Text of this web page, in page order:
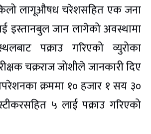
लागूऔषध चरेशसहित एक जना
इस्तानबुल जान लागेको अवस्थामा
पक्राउ गरिएको व्युरोका
चक्रराज जोशीले जानकारी दिए
क्रममा १० हजार १ सय ३०
५ लाई पक्राउ गरिएको